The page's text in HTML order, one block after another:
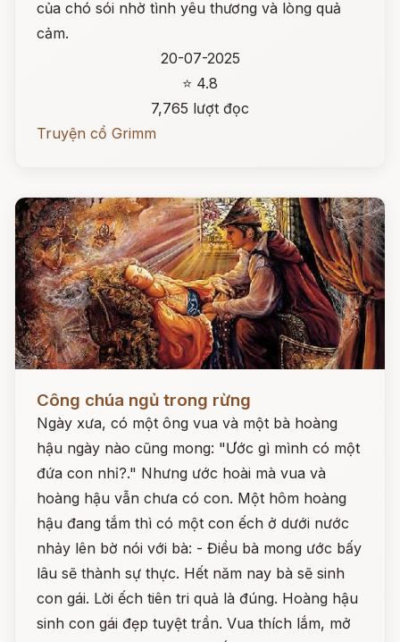
của chó sói nhờ tình yêu thương và lòng quả
cảm.
20-07-2025
⭐ 4.8
7,765 lượt đọc
Truyện cổ Grimm
Công chúa ngủ trong rừng
Ngày xưa, có một ông vua và một bà hoàng
hậu ngày nào cũng mong: "Ước gì mình có một
đứa con nhỉ?." Nhưng ước hoài mà vua và
hoàng hậu vẫn chưa có con. Một hôm hoàng
hậu đang tắm thì có một con ếch ở dưới nước
nhảy lên bờ nói với bà: - Điều bà mong ước bấy
lâu sẽ thành sự thực. Hết năm nay bà sẽ sinh
con gái. Lời ếch tiên tri quả là đúng. Hoàng hậu
sinh con gái đẹp tuyệt trần. Vua thích lắm, mở